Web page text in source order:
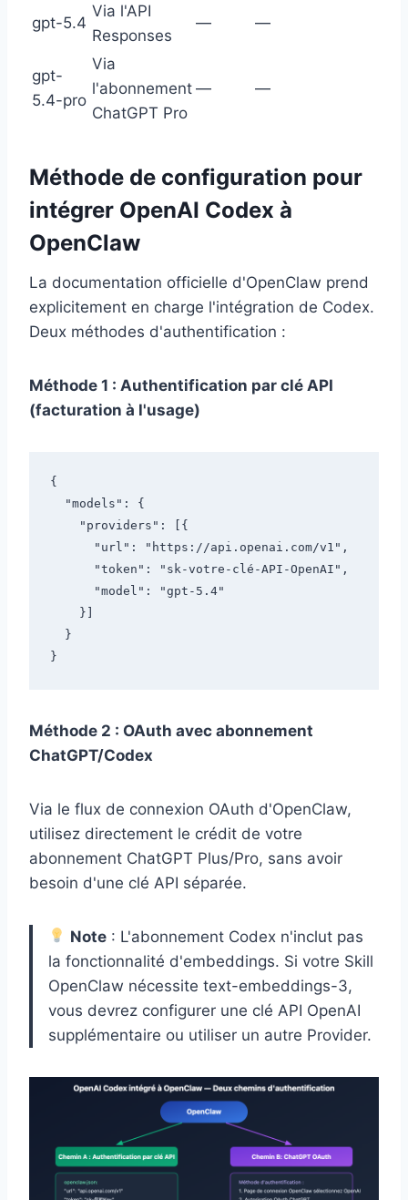
gpt-5.4
Via l'API
Responses
— —
gpt-
5.4-pro
Via
l'abonnement
ChatGPT Pro
— —
Méthode de configuration pour
intégrer OpenAI Codex à
OpenClaw
La documentation officielle d'OpenClaw prend
explicitement en charge l'intégration de Codex.
Deux méthodes d'authentification :
Méthode 1 : Authentification par clé API
(facturation à l'usage)
{
Méthode 2 : OAuth avec abonnement
ChatGPT/Codex
Via le flux de connexion OAuth d'OpenClaw,
utilisez directement le crédit de votre
abonnement ChatGPT Plus/Pro, sans avoir
besoin d'une clé API séparée.
Note : L'abonnement Codex n'inclut pas
la fonctionnalité d'embeddings. Si votre Skill
OpenClaw nécessite text-embeddings-3,
vous devrez configurer une clé API OpenAI
supplémentaire ou utiliser un autre Provider.